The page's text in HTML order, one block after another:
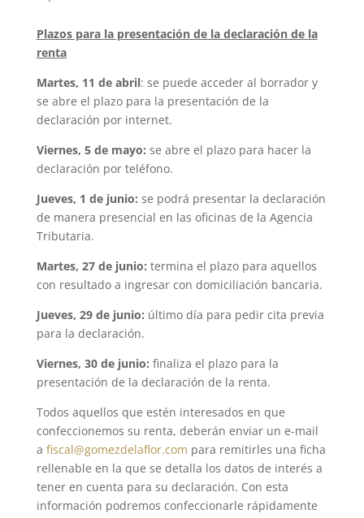
Plazos para la presentación de la declaración de la
renta
Martes, 11 de abril: se puede acceder al borrador y
se abre el plazo para la presentación de la
declaración por internet.
Viernes, 5 de mayo: se abre el plazo para hacer la
declaración por teléfono.
Jueves, 1 de junio: se podrá presentar la declaración
de manera presencial en las oficinas de la Agencia
Tributaria.
Martes, 27 de junio: termina el plazo para aquellos
con resultado a ingresar con domiciliación bancaria.
Jueves, 29 de junio: último día para pedir cita previa
para la declaración.
Viernes, 30 de junio: finaliza el plazo para la
presentación de la declaración de la renta.
Todos aquellos que estén interesados en que
confeccionemos su renta, deberán enviar un e-mail
a fiscal@gomezdelaflor.com para remitirles una ficha
rellenable en la que se detalla los datos de interés a
tener en cuenta para su declaración. Con esta
información podremos confeccionarle rápidamente